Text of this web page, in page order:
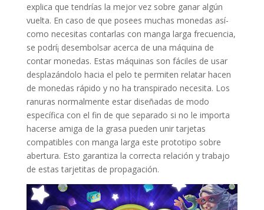
explica que tendrí­as la mejor vez sobre ganar algún
vuelta. En caso de que posees muchas monedas así­
como necesitas contarlas con manga larga frecuencia,
se podrí¡ desembolsar acerca de una máquina de
contar monedas. Estas máquinas son fáciles de usar
desplazándolo hacia el pelo te permiten relatar hacen
de monedas rápido y no ha transpirado necesita. Los
ranuras normalmente estar diseñadas de modo
específica con el fin de que separado si no le importa
hacerse amiga de la grasa pueden unir tarjetas
compatibles con manga larga este prototipo sobre
abertura. Esto garantiza la correcta relación y trabajo
de estas tarjetitas de propagación.